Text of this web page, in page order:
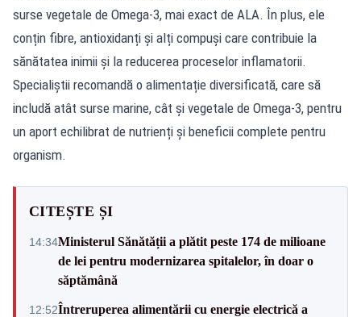
surse vegetale de Omega-3, mai exact de ALA. În plus, ele
conțin fibre, antioxidanți și alți compuși care contribuie la
sănătatea inimii și la reducerea proceselor inflamatorii.
Specialiștii recomandă o alimentație diversificată, care să
includă atât surse marine, cât și vegetale de Omega-3, pentru
un aport echilibrat de nutrienți și beneficii complete pentru
organism.
CITEȘTE ȘI
14:34Ministerul Sănătății a plătit peste 174 de milioane
de lei pentru modernizarea spitalelor, în doar o
săptămână
12:52Întreruperea alimentării cu energie electrică a